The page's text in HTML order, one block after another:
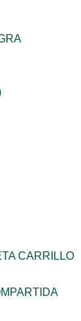
CARRILLO